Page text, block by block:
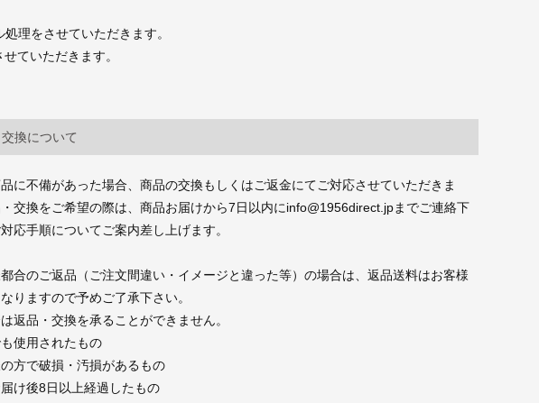
理をさせていただきます。
ていただきます。
換について
に不備があった場合、商品の交換もしくはご返金にてご対応させていただきま
交換をご希望の際は、商品お届けから7日以内にinfo@1956direct.jpまでご連絡下
応手順についてご案内差し上げます。
合のご返品（ご注文間違い・イメージと違った等）の場合は、返品送料はお客様
りますので予めご了承下さい。
返品・交換を承ることができません。
も使用されたもの
の方で破損・汚損があるもの
届け後8日以上経過したもの